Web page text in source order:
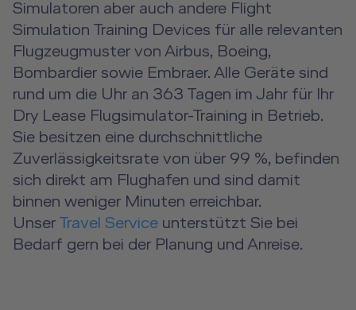
Simulatoren aber auch andere Flight
Simulation Training Devices für alle relevanten
Flugzeugmuster von Airbus, Boeing,
Bombardier sowie Embraer. Alle Geräte sind
rund um die Uhr an 363 Tagen im Jahr für Ihr
Dry Lease Flugsimulator-Training in Betrieb.
Sie besitzen eine durchschnittliche
Zuverlässigkeitsrate von über 99 %, befinden
sich direkt am Flughafen und sind damit
binnen weniger Minuten erreichbar.
Unser Travel Service unterstützt Sie bei
Bedarf gern bei der Planung und Anreise.